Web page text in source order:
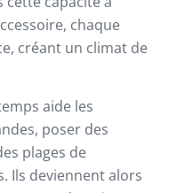
chaque
créant un climat de
aide les
poser des
plages de
Ils deviennent alors